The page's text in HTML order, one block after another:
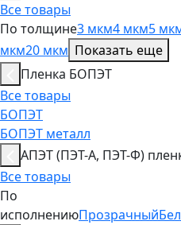
Все товары
По толщине3 мкм4 мкм5
мкм20 мкм Показать еще
Пленка БОПЭТ
Все товары
БОПЭТ
БОПЭТ металл
АПЭТ (ПЭТ-А, ПЭТ-Ф)
Все товары
По
исполнениюПрозрачный